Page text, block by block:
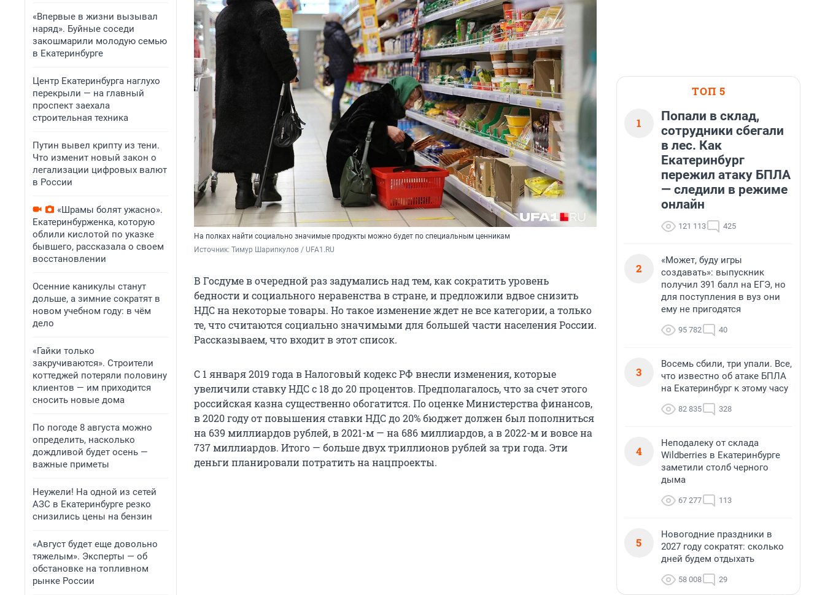
«Впервые в жизни вызывал
наряд». Буйные соседи
закошмарили молодую семью
в Екатеринбурге
Центр Екатеринбурга наглухо
перекрыли — на главный
проспект заехала
строительная техника
Путин вывел крипту из тени.
Что изменит новый закон о
легализации цифровых валют
в России
«Шрамы болят ужасно».
Екатеринбурженка, которую
облили кислотой по указке
бывшего, рассказала о своем
восстановлении
Осенние каникулы станут
дольше, а зимние сократят в
новом учебном году: в чём
дело
«Гайки только
закручиваются». Строители
коттеджей потеряли половину
клиентов — им приходится
сносить новые дома
По погоде 8 августа можно
определить, насколько
дождливой будет осень —
важные приметы
Неужели! На одной из сетей
АЗС в Екатеринбурге резко
снизились цены на бензин
«Август будет еще довольно
тяжелым». Эксперты — об
обстановке на топливном
рынке России
На полках найти социально значимые продукты можно будет по специальным ценникам
Источник: Тимур Шарипкулов / UFA1.RU
В Госдуме в очередной раз задумались над тем, как сократить уровень
бедности и социального неравенства в стране, и предложили вдвое снизить
НДС на некоторые товары. Но такое изменение ждет не все категории, а только
те, что считаются социально значимыми для большей части населения России.
Рассказываем, что входит в этот список.
С 1 января 2019 года в Налоговый кодекс РФ внесли изменения, которые
увеличили ставку НДС с 18 до 20 процентов. Предполагалось, что за счет этого
российская казна существенно обогатится. По оценке Министерства финансов,
в 2020 году от повышения ставки НДС до 20% бюджет должен был пополниться
на 639 миллиардов рублей, в 2021-м — на 686 миллиардов, а в 2022-м и вовсе на
737 миллиардов. Итого — больше двух триллионов рублей за три года. Эти
деньги планировали потратить на нацпроекты.
ТОП 5
1
Попали в склад,
сотрудники сбегали
в лес. Как
Екатеринбург
пережил атаку БПЛА
— следили в режиме
онлайн
121 113 425
2
«Может, буду игры
создавать»: выпускник
получил 391 балл на ЕГЭ, но
для поступления в вуз они
ему не пригодятся
95 782 40
3
Восемь сбили, три упали. Все,
что известно об атаке БПЛА
на Екатеринбург к этому часу
82 835 328
4
Неподалеку от склада
Wildberries в Екатеринбурге
заметили столб черного
дыма
67 277 113
5
Новогодние праздники в
2027 году сократят: сколько
дней будем отдыхать
58 008 29